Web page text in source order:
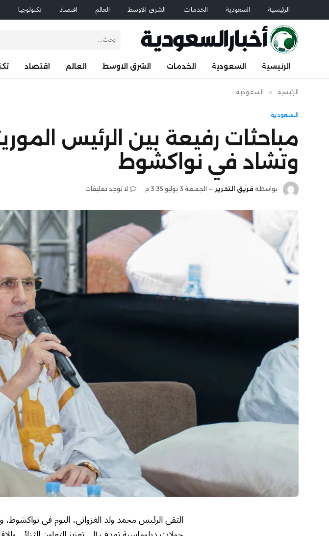
الرئيسية السعودية الخدمات الشرق الاوسط العالم اقتصاد تكنولوجيا
الرئيسية السعودية الخدمات الشرق الاوسط العالم اقتصاد
الرئيسية » السعودية
السعودية
مباحثات رفيعة بين الرئيس
وتشاد في نواكشوط
بواسطة فريق التحرير الجمعة 3 يوليو 3:35 م لا توجد تعليقات
التقى الرئيس محمد ولد الغزواني، اليوم في